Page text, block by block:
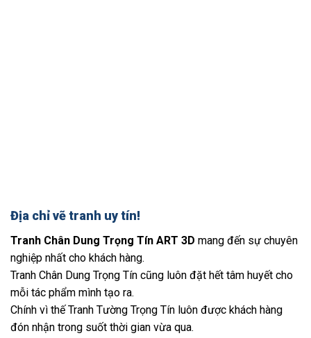
Địa chỉ vẽ tranh uy tín!
Tranh Chân Dung Trọng Tín ART 3D mang đến sự chuyên
nghiệp nhất cho khách hàng.
Tranh Chân Dung Trọng Tín cũng luôn đặt hết tâm huyết cho
mỗi tác phẩm mình tạo ra.
Chính vì thế Tranh Tường Trọng Tín luôn được khách hàng
đón nhận trong suốt thời gian vừa qua.